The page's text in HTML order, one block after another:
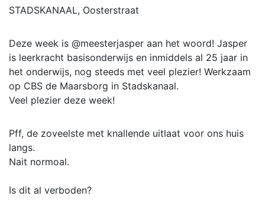
STADSKANAAL, Oosterstraat
Deze week is @meesterjasper aan het woord! Jasper
is leerkracht basisonderwijs en inmiddels al 25 jaar in
het onderwijs, nog steeds met veel plezier! Werkzaam
op CBS de Maarsborg in Stadskanaal.
Veel plezier deze week!
Pff, de zoveelste met knallende uitlaat voor ons huis
langs.
Nait normoal.
Is dit al verboden?